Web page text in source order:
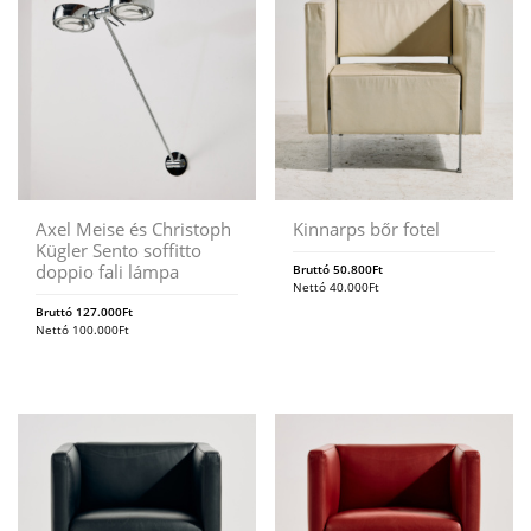
Axel Meise és Christoph
Kügler Sento soffitto
doppio fali lámpa
Bruttó 127.000Ft
Nettó 100.000Ft
Kinnarps bőr fotel
Bruttó50.800Ft
Nettó40.000Ft